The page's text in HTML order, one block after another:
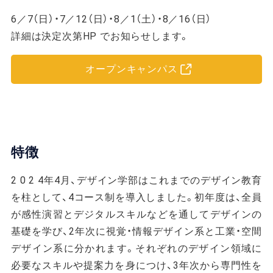
6／7（日）・7／12（日）・8／1（土）・8／16（日）
詳細は決定次第HP でお知らせします。
オープンキャンパス
特徴
2 0 2 4年4月、デザイン学部はこれまでのデザイン教育
を柱として、4コース制を導入しました。初年度は、全員
が感性演習とデジタルスキルなどを通してデザインの
基礎を学び、2年次に視覚・情報デザイン系と工業・空間
デザイン系に分かれます。それぞれのデザイン領域に
必要なスキルや提案力を身につけ、3年次から専門性を